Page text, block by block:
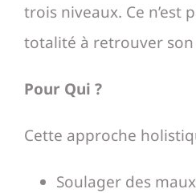
trois niveaux. Ce n’est
totalité à retrouver son
Pour Qui ?
Cette approche
Soulager des